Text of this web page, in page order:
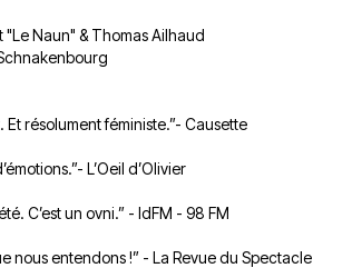
Naun" & Thomas Ailhaud
résolument féministe.”- Causette
L’Oeil d’Olivier
C’est un ovni.” - IdFM - 98 FM
nous entendons !” - La Revue du Spectacle